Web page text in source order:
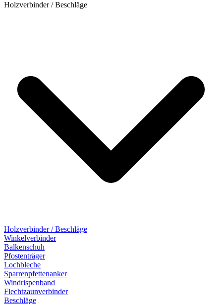
Holzverbinder / Beschläge
Holzverbinder / Beschläge
Winkelverbinder
Balkenschuh
Pfostenträger
Lochbleche
Sparrenpfettenanker
Windrispenband
Flechtzaunverbinder
Beschläge